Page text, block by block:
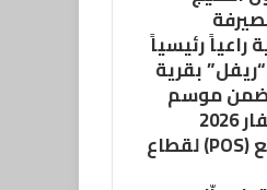
راعياً رئيسياً
بقرية
موسم
زوهو تطلق حل نقاط البيع (POS) لقطاع